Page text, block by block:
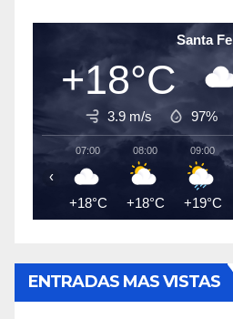
Santa Fe
+18°C
3.9 m/s 97%
07:00
+18°C
08:00
+18°C
09:00
+19°C
‹
ENTRADAS MAS VISTAS